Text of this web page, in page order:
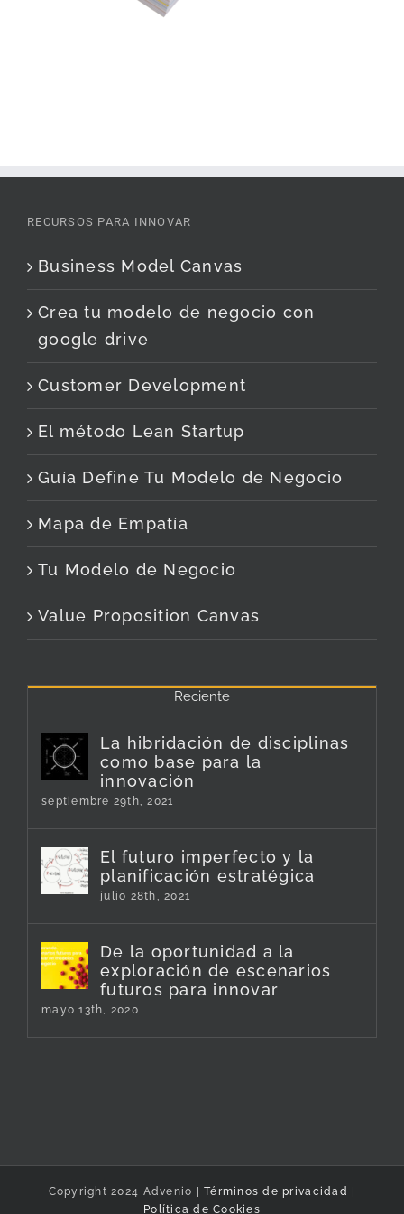
RECURSOS PARA INNOVAR
Business Model Canvas
Crea tu modelo de negocio con
google drive
Customer Development
El método Lean Startup
Guía Define Tu Modelo de Negocio
Mapa de Empatía
Tu Modelo de Negocio
Value Proposition Canvas
Reciente
La hibridación de disciplinas
como base para la
innovación
septiembre 29th, 2021
El futuro imperfecto y la
planificación estratégica
julio 28th, 2021
De la oportunidad a la
exploración de escenarios
futuros para innovar
mayo 13th, 2020
Copyright 2024 Advenio | Términos de privacidad
Política de Cookies